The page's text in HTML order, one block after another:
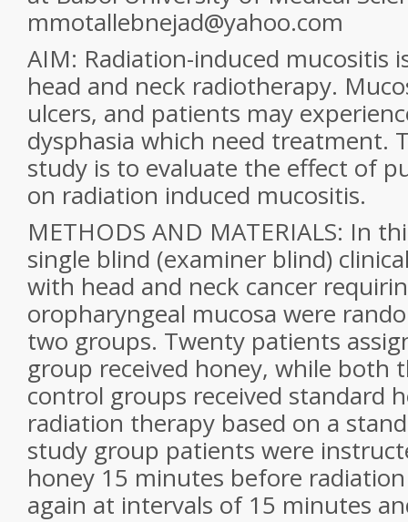
mmotallebnejad@yahoo.com
AIM: Radiation-induced mucositis
head and neck radiotherapy.
ulcers, and patients may
dysphasia which need treatment.
study is to evaluate the effect of
on radiation induced mucositis.
METHODS AND MATERIALS: In
single blind (examiner blind)
with head and neck cancer
oropharyngeal mucosa were
two groups. Twenty patients
group received honey, while both
control groups received standard
radiation therapy based on a
study group patients were
honey 15 minutes before
again at intervals of 15 minutes